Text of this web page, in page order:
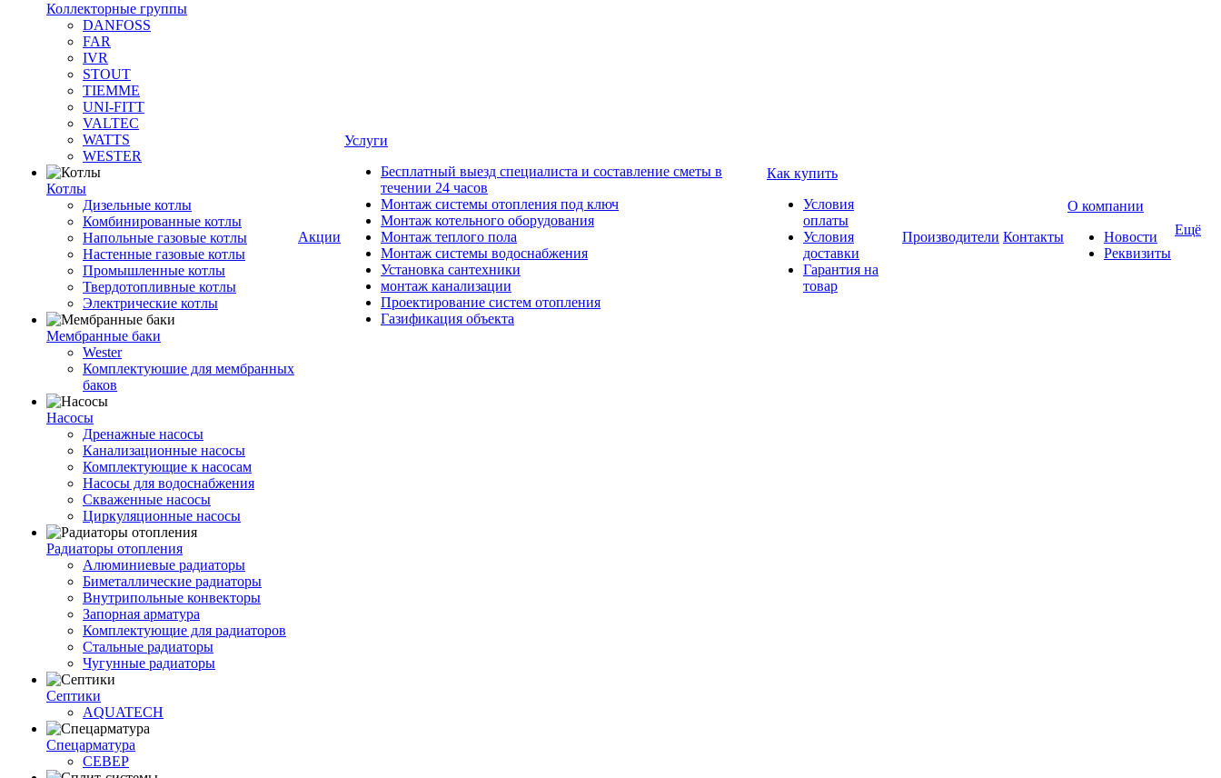
Коллекторные группы
DANFOSS
FAR
IVR
STOUT
TIEMME
UNI-FITT
VALTEC
WATTS
WESTER
Котлы
Дизельные котлы
Комбинированные котлы
Напольные газовые котлы
Настенные газовые котлы
Промышленные котлы
Твердотопливные котлы
Электрические котлы
Мембранные баки
Wester
Комплектуюшие для мембранных
баков
Насосы
Дренажные насосы
Канализационные насосы
Комплектующие к насосам
Насосы для водоснабжения
Скваженные насосы
Циркуляционные насосы
Радиаторы отопления
Алюминиевые радиаторы
Биметаллические радиаторы
Внутрипольные конвекторы
Запорная арматура
Комплектующие для радиаторов
Стальные радиаторы
Чугунные радиаторы
Септики
AQUATECH
Спецарматура
СЕВЕР
Акции
Услуги
Бесплатный выезд специалиста и составление сметы в
течении 24 часов
Монтаж системы отопления под ключ
Монтаж котельного оборудования
Монтаж теплого пола
Монтаж системы водоснабжения
Установка сантехники
монтаж канализации
Проектирование систем отопления
Газификация объекта
Как купить
Условия
оплаты
Условия
доставки
Гарантия на
товар
Производители Контакты
О компании
Новости
Реквизиты
Ещё